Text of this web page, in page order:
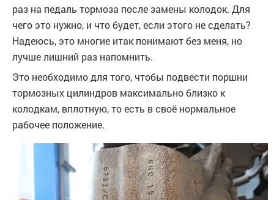
раз на педаль тормоза после замены колодок. Для
чего это нужно, и что будет, если этого не сделать?
Надеюсь, это многие итак понимают без меня, но
лучше лишний раз напомнить.
Это необходимо для того, чтобы подвести поршни
тормозных цилиндров максимально близко к
колодкам, вплотную, то есть в своё нормальное
рабочее положение.